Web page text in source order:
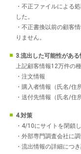
・不正ファイルによる
した。
・不正書換以前の顧客
りません。
3.流出した可能性があ
上記顧客情報12万件の
・注文情報
・購入者情報（氏名/住
・送付先情報（氏名/住所
4.対策
・4/10にサイトを閉鎖し
・外部専門調査会社に
・流出情報の詳細につ